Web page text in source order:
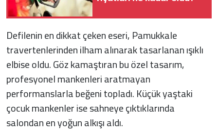
Defilenin en dikkat çeken eseri, Pamukkale
travertenlerinden ilham alınarak tasarlanan ışıklı
elbise oldu. Göz kamaştıran bu özel tasarım,
profesyonel mankenleri aratmayan
performanslarla beğeni topladı. Küçük yaştaki
çocuk mankenler ise sahneye çıktıklarında
salondan en yoğun alkışı aldı.